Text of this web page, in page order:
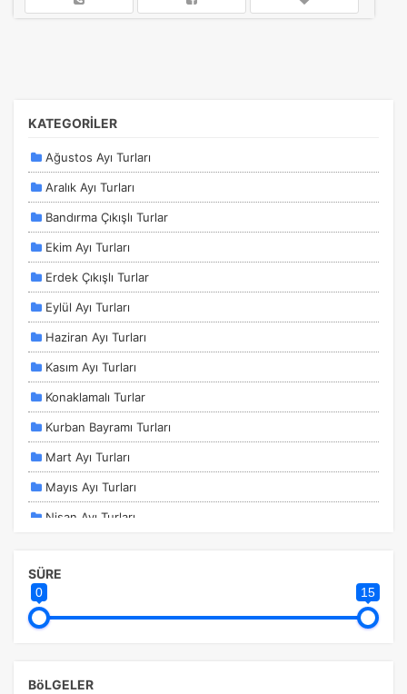
KATEGORİLER
Ağustos Ayı Turları
Aralık Ayı Turları
Bandırma Çıkışlı Turlar
Ekim Ayı Turları
Erdek Çıkışlı Turlar
Eylül Ayı Turları
Haziran Ayı Turları
Kasım Ayı Turları
Konaklamalı Turlar
Kurban Bayramı Turları
Mart Ayı Turları
Mayıs Ayı Turları
Nisan Ayı Turları
Sömestir Turları
Şubat ayı Turları
SÜRE
0 15
BöLGELER